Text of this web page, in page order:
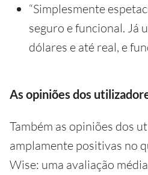
“Simplesmente
seguro e funcional. Já
dólares e até real, e
As opiniões dos
Também as opiniões dos
amplamente positivas no
Wise: uma avaliação